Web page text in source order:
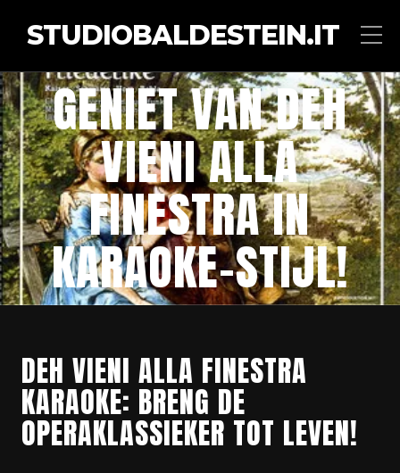
STUDIOBALDESTEIN.IT
GENIET VAN DEH
VIENI ALLA
FINESTRA IN
KARAOKE-STIJL!
DEH VIENI ALLA FINESTRA
KARAOKE: BRENG DE
OPERAKLASSIEKER TOT LEVEN!